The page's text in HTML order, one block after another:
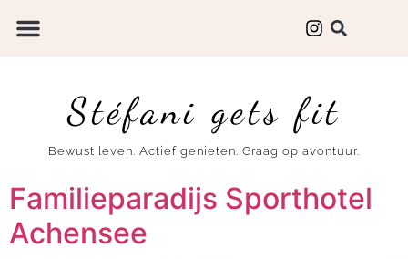
Stéfani gets fit
Bewust leven. Actief genieten. Graag op avontuur.
Familieparadijs Sporthotel
Achensee